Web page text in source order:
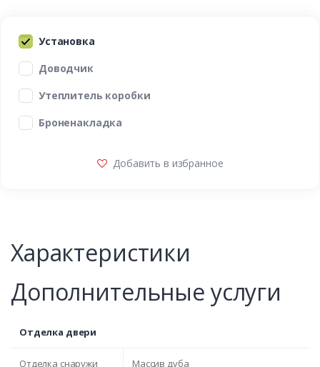
Установка
Доводчик
Утеплитель коробки
Броненакладка
Добавить в избранное
Характеристики
Дополнительные услуги
Отделка двери
Отделка снаружи Массив дуба